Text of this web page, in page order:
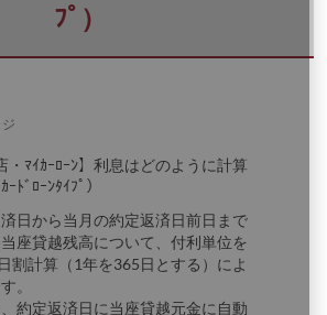
ﾌﾟ）
・ﾏｲｶｰﾛｰﾝ】利息はどのように計算
ﾄﾞﾛｰﾝﾀｲﾌﾟ）
日から当月の約定返済日前日まで
座貸越残高について、付利単位を
割計算（1年を365日とする）によ
。
約定返済日に当座貸越元金に自動